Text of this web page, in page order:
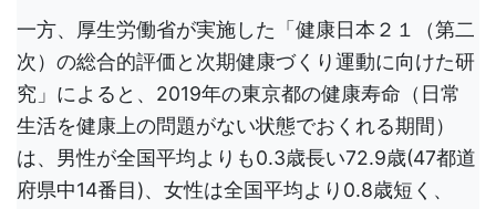
一方、厚生労働省が実施した「健康日本２１（第二
次）の総合的評価と次期健康づくり運動に向けた研
究」によると、2019年の東京都の健康寿命（日常
生活を健康上の問題がない状態でおくれる期間）
は、男性が全国平均よりも0.3歳長い72.9歳(47都道
府県中14番目)、女性は全国平均より0.8歳短く、